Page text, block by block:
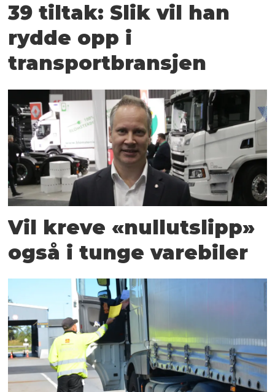
39 tiltak: Slik vil han
rydde opp i
transportbransjen
Vil kreve «nullutslipp»
også i tunge varebiler